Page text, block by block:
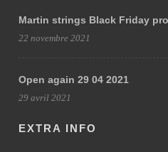
Martin strings Black Friday
22 novembre 2021
Open again 29 04 2021
29 avril 2021
EXTRA INFO